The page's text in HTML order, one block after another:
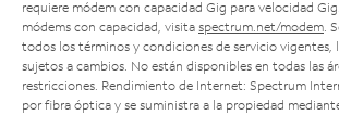
requiere módem con capacidad Gig para velocidad
módems con capacidad, visita spectrum.net/modem .
todos los términos y condiciones de servicio vigentes,
sujetos a cambios. No están disponibles en todas las
restricciones. Rendimiento de Internet: Spectrum
por fibra óptica y se suministra a la propiedad